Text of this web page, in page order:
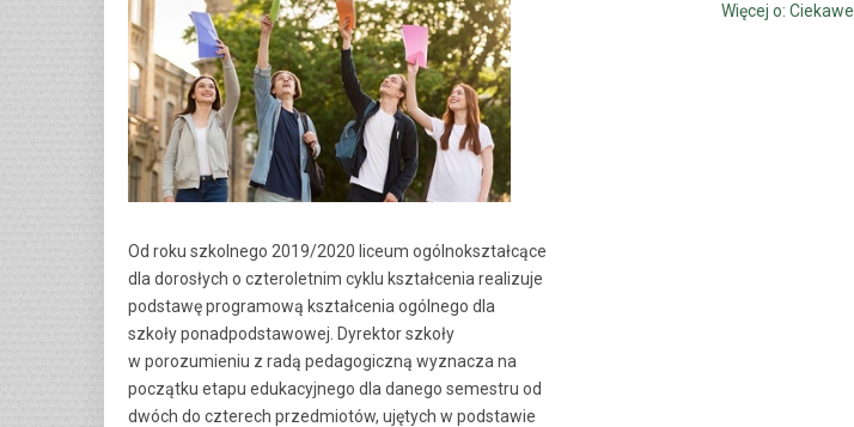
Od roku szkolnego 2019/2020 liceum ogólnokształcące
dla dorosłych o czteroletnim cyklu kształcenia realizuje
podstawę programową kształcenia ogólnego dla
szkoły ponadpodstawowej. Dyrektor szkoły
w porozumieniu z radą pedagogiczną wyznacza na
początku etapu edukacyjnego dla danego semestru od
dwóch do czterech przedmiotów, ujętych w podstawie
Więcej o: